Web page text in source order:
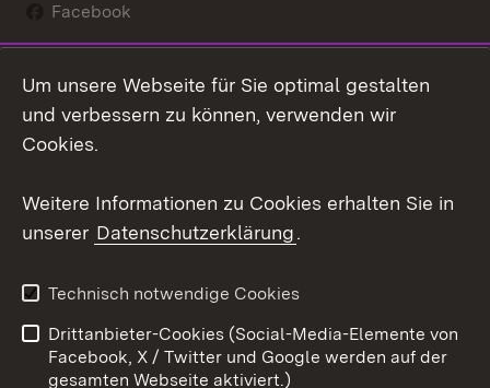
Facebook
Social Wall
Youtube
Kontakt
Datenschutz
Barrierefreiheit
Impressum Cookies
Um unsere Webseite für Sie optimal gestalten
und verbessern zu können, verwenden wir
Cookies.
Weitere Informationen zu Cookies erhalten Sie in
unserer Datenschutzerklärung.
Technisch notwendige Cookies
Drittanbieter-Cookies (Social-Media-Elemente von
Facebook, X / Twitter und Google werden auf der
gesamten Webseite aktiviert.)